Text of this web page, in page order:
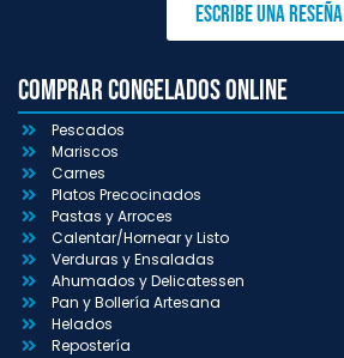
Escribe una reseña
Comprar congelados online
Pescados
Mariscos
Carnes
Platos Precocinados
Pastas y Arroces
Calentar/Hornear y Listo
Verduras y Ensaladas
Ahumados y Delicatessen
Pan y Bollería Artesana
Helados
Repostería